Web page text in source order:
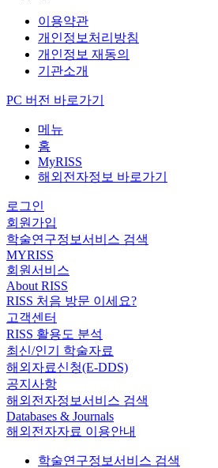
이용약관
개인정보처리방침
개인정보 재동의
기관소개
PC 버전 바로가기
메뉴
홈
MyRISS
해외전자정보 바로가기
로그인
회원가입
학술연구정보서비스 검색
MYRISS
회원서비스
About RISS
RISS 처음 방문 이세요?
고객센터
RISS 활용도 분석
최신/인기 학술자료
해외자료신청(E-DDS)
공지사항
해외전자정보서비스 검색
Databases & Journals
해외전자자료 이용안내
학술연구정보서비스 검색